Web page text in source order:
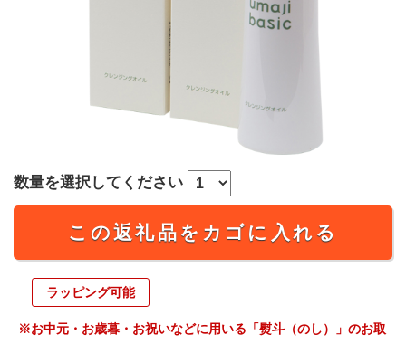
数量を選択してください
この返礼品をカゴに入れる
ラッピング可能
※お中元・お歳暮・お祝いなどに用いる「熨斗（のし）」のお取